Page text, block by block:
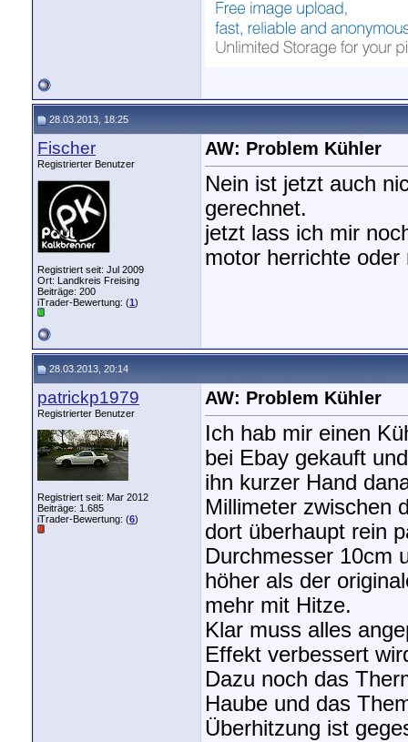
28.03.2013, 18:25
Fischer
Registrierter Benutzer
Registriert seit: Jul 2009
Ort: Landkreis Freising
Beiträge: 200
iTrader-Bewertung: (1)
AW: Problem Kühler
Nein ist jetzt auch
gerechnet.
jetzt lass ich mir
motor herrichte
28.03.2013, 20:14
patrickp1979
Registrierter Benutzer
Registriert seit: Mar 2012
Beiträge: 1.685
iTrader-Bewertung: (6)
AW: Problem Kühler
Ich hab mir einen
bei Ebay gekauft
ihn kurzer Hand
Millimeter zwischen
dort überhaupt rein
Durchmesser 10cm
höher als der
mehr mit Hitze.
Klar muss alles
Effekt verbessert
Dazu noch das
Haube und das
Überhitzung ist